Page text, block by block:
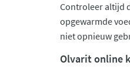
Controleer altijd
opgewarmde
niet opnieuw
Olvarit online